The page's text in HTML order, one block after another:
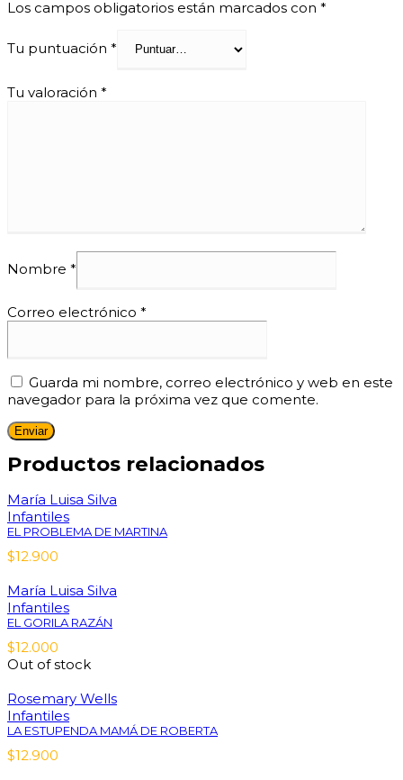
Los campos obligatorios están marcados con *
Tu puntuación *
Tu valoración *
Nombre *
Correo electrónico *
Guarda mi nombre, correo electrónico y web en este
navegador para la próxima vez que comente.
Productos relacionados
María Luisa Silva
Infantiles
EL PROBLEMA DE MARTINA
$12.900
María Luisa Silva
Infantiles
EL GORILA RAZÁN
$12.000
Out of stock
Rosemary Wells
Infantiles
LA ESTUPENDA MAMÁ DE ROBERTA
$12.900